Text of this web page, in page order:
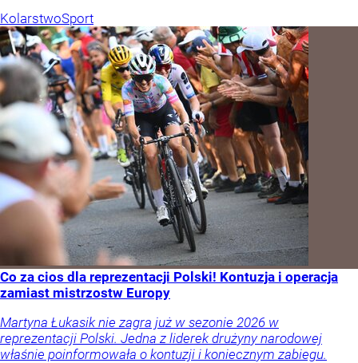
KolarstwoSport
Co za cios dla reprezentacji Polski! Kontuzja i operacja
zamiast mistrzostw Europy
Martyna Łukasik nie zagra już w sezonie 2026 w
reprezentacji Polski. Jedna z liderek drużyny narodowej
właśnie poinformowała o kontuzji i koniecznym zabiegu.